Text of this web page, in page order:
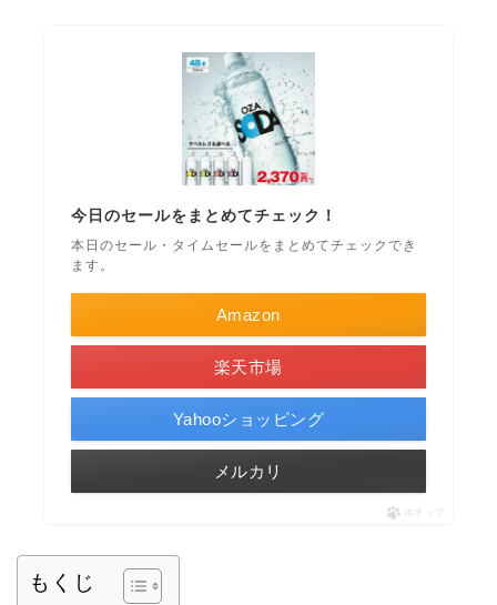
今日のセールをまとめてチェック！
本日のセール・タイムセールをまとめてチェックでき
ます。
Amazon
楽天市場
Yahooショッピング
メルカリ
ポチップ
もくじ